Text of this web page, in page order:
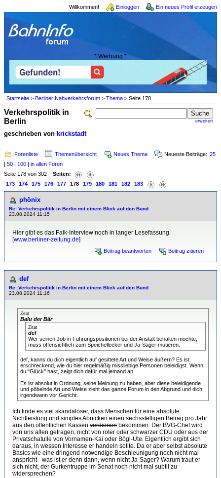
Willkommen! Einloggen Ein neues Profil erzeugen
* Werbung *
Startseite > Berliner Nahverkehrsforum > Thema > Seite 178
erweitert
Verkehrspolitik in
Berlin
geschrieben von krickstadt
Forenliste Themenübersicht Neues Thema Neueste Beiträge: 25
| 50 | 100 | in allen Foren
Seite 178 von 302 Seiten:
173
174 175 176 177 178 179 180 181 182 183
phönix
Re: Verkehrspolitik in Berlin mit einem Blick auf den Bund
23.08.2024 11:15
Hier gibt es das Falk-Interview noch in langer Lesefassung.
[www.berliner-zeitung.de]
Beitrag beantworten Beitrag zitieren
def
Re: Verkehrspolitik in Berlin mit einem Blick auf den Bund
23.08.2024 11:16
Zitat
Balu der Bär
Zitat
def
Wer seinen Job in Führungspositionen bei der Anstalt behalten möchte,
muss offensichtlich zum Speichellecker und Ja-Sager mutieren.
def, kanns du dich eigentlich auf gesittete Art und Weise äußern? Es ist
erschreckend, wie du hier regelmäßig missliebige Personen beleidigst. Wenn
du "Glück" hast, zeigt dich dafür mal jemand an.
Es ist absolut in Ordnung, seine Meinung zu haben, aber diese beleidigende
und pöbelnde Art und Weise zieht das ganze Forum in den Abgrund und dich
irgendwann vor Gericht.
Ich finde es viel skandalöser, dass Menschen für eine absolute
Nichtleistung und simples Abnicken einen sechsstelligen Betrag pro Jahr
aus den öffentlichen Kassen verdienen bekommen. Der BVG-Chef wird
von uns allen getragen, nicht von roter oder schwarzer CDU oder aus der
Privatschatulle von Vornamen-Kai oder Bögl-Ute. Eigentlich ergibt sich
daraus, in wessen Interesse er handeln sollte. Da er aber selbst absolute
Basics wie eine dringend notwendige Beschleunigung noch nicht mal
anspricht - was ist er denn dann, wenn nicht Ja-Sager? Warum traut er
sich nicht, der Gurkentruppe im Senat noch nicht mal subtil zu
widersprechen?